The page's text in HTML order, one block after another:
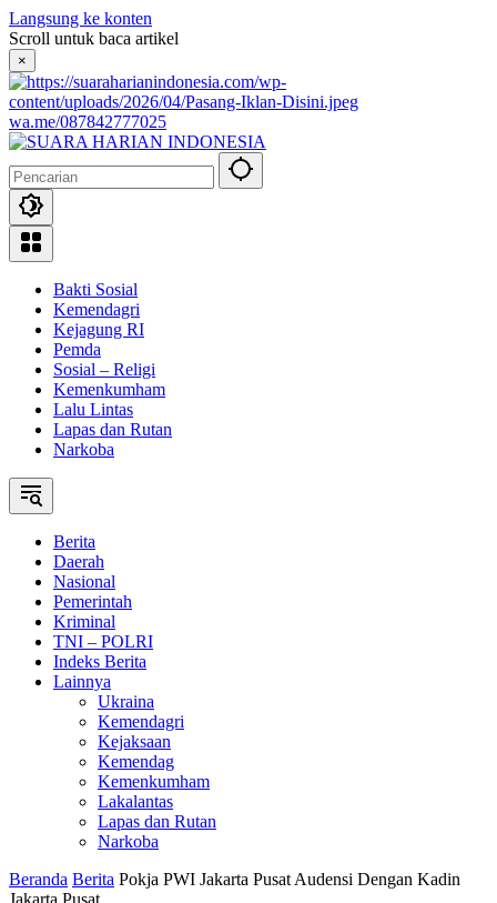
Langsung ke konten
Scroll untuk baca artikel
×
wa.me/087842777025
Bakti Sosial
Kemendagri
Kejagung RI
Pemda
Sosial – Religi
Kemenkumham
Lalu Lintas
Lapas dan Rutan
Narkoba
Berita
Daerah
Nasional
Pemerintah
Kriminal
TNI – POLRI
Indeks Berita
Lainnya
Ukraina
Kemendagri
Kejaksaan
Kemendag
Kemenkumham
Lakalantas
Lapas dan Rutan
Narkoba
Beranda Berita Pokja PWI Jakarta Pusat Audensi Dengan Kadin
Jakarta Pusat